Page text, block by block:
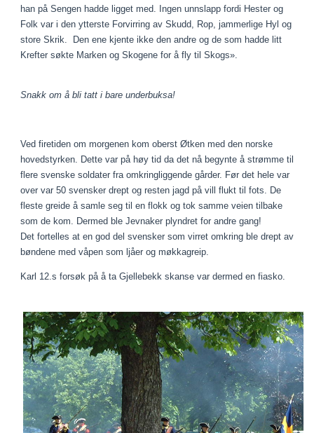
han på Sengen hadde ligget med. Ingen unnslapp fordi Hester og
Folk var i den ytterste Forvirring av Skudd, Rop, jammerlige Hyl og
store Skrik. Den ene kjente ikke den andre og de som hadde litt
Krefter søkte Marken og Skogene for å fly til Skogs».
Snakk om å bli tatt i bare underbuksa!
Ved firetiden om morgenen kom oberst Øtken med den norske
hovedstyrken. Dette var på høy tid da det nå begynte å strømme til
flere svenske soldater fra omkringliggende gårder. Før det hele var
over var 50 svensker drept og resten jagd på vill flukt til fots. De
fleste greide å samle seg til en flokk og tok samme veien tilbake
som de kom. Dermed ble Jevnaker plyndret for andre gang!
Det fortelles at en god del svensker som virret omkring ble drept av
bøndene med våpen som ljåer og møkkagreip.
Karl 12.s forsøk på å ta Gjellebekk skanse var dermed en fiasko.